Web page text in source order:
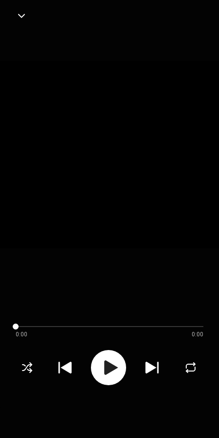
0:00 0:00